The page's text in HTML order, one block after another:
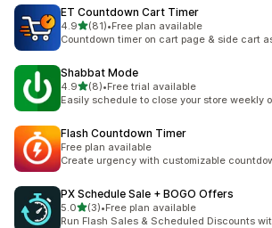
ET Countdown Cart Timer
4.95つ星中
(81)
合計レビュー数：81件
•Free plan available
Countdown timer on cart page & side cart
Shabbat Mode
4.95つ星中
(8)
合計レビュー数：8件
•Free trial available
Easily schedule to close your store weekly
Flash Countdown Timer
Free plan available
Create urgency with customizable
PX Schedule Sale + BOGO Offers
5.05つ星中
(3)
合計レビュー数：3件
•Free plan available
Run Flash Sales & Scheduled Discounts